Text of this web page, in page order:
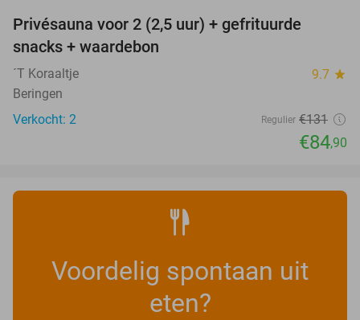
TODAY
Privésauna voor 2 (2,5 uur) + gefrituurde
snacks + waardebon
´T Koraaltje 9.7 star
Beringen
Verkocht: 2
Regulier €131
€84,90
Voordelig spontaan uit
eten?